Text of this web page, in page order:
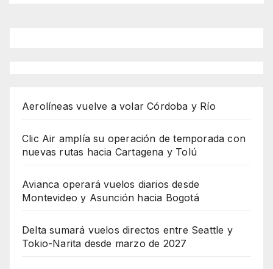
Aerolíneas vuelve a volar Córdoba y Río
Clic Air amplía su operación de temporada con
nuevas rutas hacia Cartagena y Tolú
Avianca operará vuelos diarios desde
Montevideo y Asunción hacia Bogotá
Delta sumará vuelos directos entre Seattle y
Tokio-Narita desde marzo de 2027